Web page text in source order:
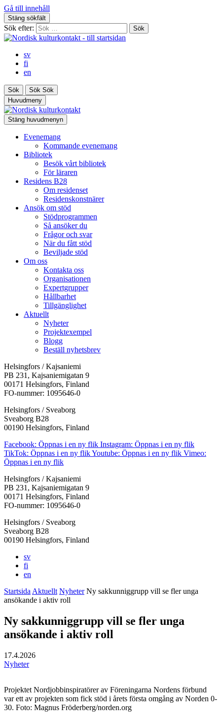
Gå till innehåll
Stäng sökfält
Sök efter:
sv
fi
en
Sök Sök Sök
Huvudmeny
Stäng huvudmenyn
Evenemang
Kommande evenemang
Bibliotek
Besök vårt bibliotek
För läraren
Residens B28
Om residenset
Residenskonstnärer
Ansök om stöd
Stödprogrammen
Så ansöker du
Frågor och svar
När du fått stöd
Beviljade stöd
Om oss
Kontakta oss
Organisationen
Expertgrupper
Hållbarhet
Tillgänglighet
Aktuellt
Nyheter
Projektexempel
Blogg
Beställ nyhetsbrev
Helsingfors / Kajsaniemi
PB 231, Kajsaniemigatan 9
00171 Helsingfors, Finland
FO-nummer: 1095646-0
Helsingfors / Sveaborg
Sveaborg B28
00190 Helsingfors, Finland
Facebook: Öppnas i en ny flik Instagram: Öppnas i en ny flik
TikTok: Öppnas i en ny flikYoutube: Öppnas i en ny flik Vimeo:
Öppnas i en ny flik
Helsingfors / Kajsaniemi
PB 231, Kajsaniemigatan 9
00171 Helsingfors, Finland
FO-nummer: 1095646-0
Helsingfors / Sveaborg
Sveaborg B28
00190 Helsingfors, Finland
sv
fi
en
Startsida Aktuellt Nyheter Ny sakkunniggrupp vill se fler unga
ansökande i aktiv roll
Ny sakkunniggrupp vill se fler unga
ansökande i aktiv roll
17.4.2026
Nyheter
Projektet Nordjobbinspiratörer av Föreningarna Nordens förbund
var ett av projekten som fick stöd i årets första omgång av Norden 0-
30. Foto: Magnus Fröderberg/norden.org